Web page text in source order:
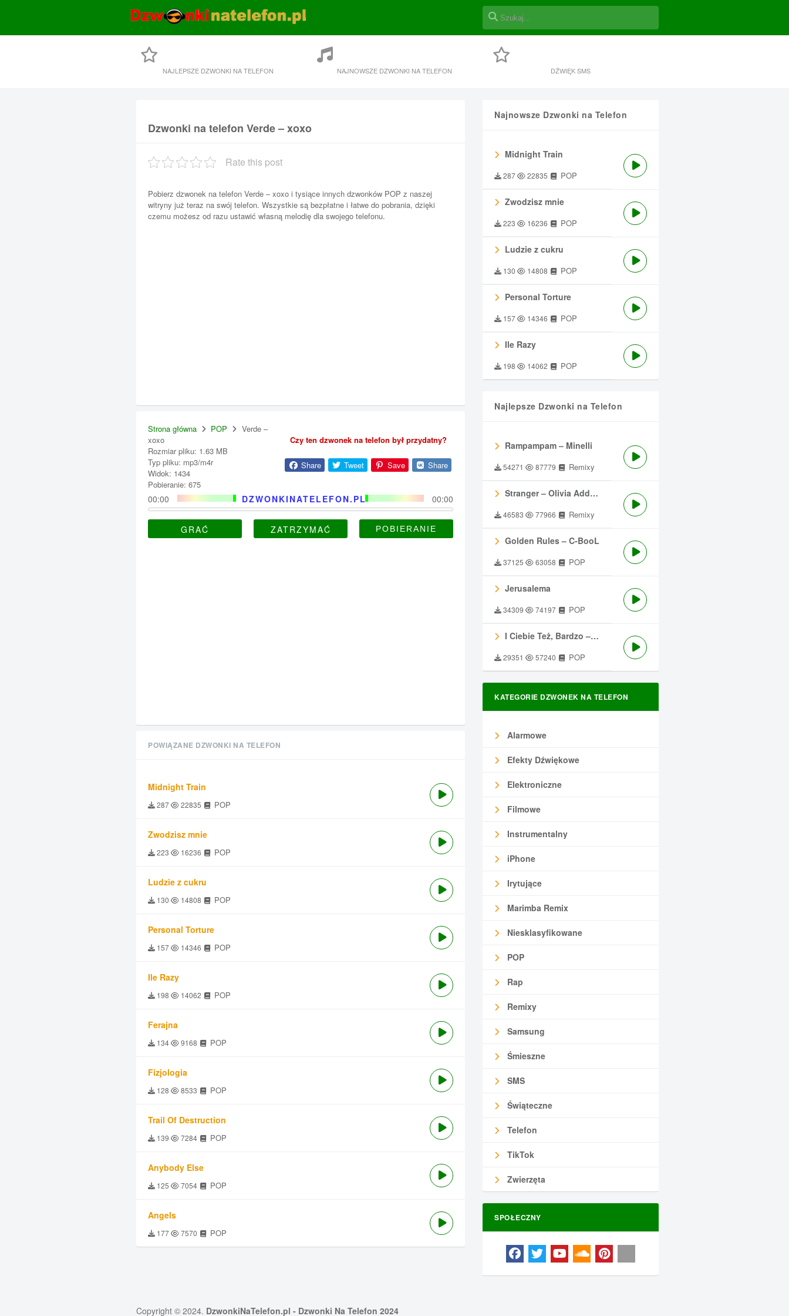
NAJLEPSZE DZWONKI NA TELEFON NAJNOWSZE DZWONKI NA TELEFON DŹWIĘK SMS
Dzwonki na telefon Verde – xoxo
Rate this post
Pobierz dzwonek na telefon Verde – xoxo i tysiące innych dzwonków POP z naszej
witryny już teraz na swój telefon. Wszystkie są bezpłatne i łatwe do pobrania, dzięki
czemu możesz od razu ustawić własną melodię dla swojego telefonu.
Strona główna POP
Verde –
xoxo
Rozmiar pliku: 1.63 MB
Typ pliku: mp3/m4r
Widok: 1434
Pobieranie: 675
Czy ten dzwonek na telefon był przydatny?
Share Tweet Save Share
DZWONKINATELEFON.PL
00:00 00:00
GRAĆ ZATRZYMAĆ
Najnowsze Dzwonki na Telefon
Midnight Train
287 22835 POP
Zwodzisz mnie
223 16236 POP
Ludzie z cukru
130 14808 POP
Personal Torture
157 14346 POP
Ile Razy
198 14062 POP
Najlepsze Dzwonki na Telefon
Rampampam – Minelli
54271 87779 Remixy
Stranger – Olivia Addams
46583 77966 Remixy
Golden Rules – C-BooL
37125 63058 POP
Jerusalema
34309 74197 POP
I Ciebie Też, Bardzo – Męskie Granie
29351 57240 POP
KATEGORIE DZWONEK NA TELEFON
Alarmowe
Efekty Dźwiękowe
Elektroniczne
Filmowe
Instrumentalny
iPhone
Irytujące
Marimba Remix
Niesklasyfikowane
POP
Rap
Remixy
Samsung
Śmieszne
SMS
Świąteczne
Telefon
TikTok
Zwierzęta
SPOŁECZNY
POWIĄZANE DZWONKI NA TELEFON
Midnight Train
287 22835 POP
Zwodzisz mnie
223 16236 POP
Ludzie z cukru
130 14808 POP
Personal Torture
157 14346 POP
Ile Razy
198 14062 POP
Ferajna
134 9168 POP
Fizjologia
128 8533 POP
Trail Of Destruction
139 7284 POP
Anybody Else
125 7054 POP
Angels
177 7570 POP
Copyright © 2024. DzwonkiNaTelefon.pl - Dzwonki Na Telefon 2024